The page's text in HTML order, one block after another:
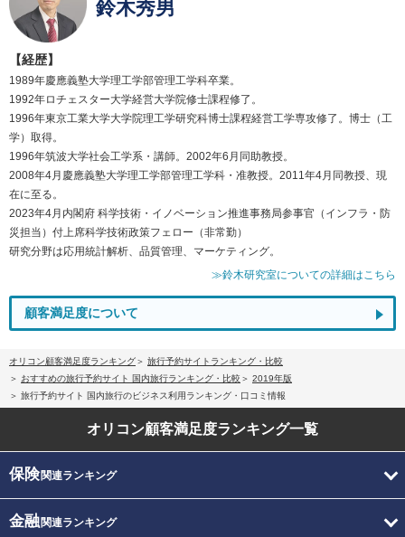
鈴木秀男
【経歴】
1989年慶應義塾大学理工学部管理工学科卒業。
1992年ロチェスター大学経営大学院修士課程修了。
1996年東京工業大学大学院理工学研究科博士課程経営工学専攻修了。博士（工
学）取得。
1996年筑波大学社会工学系・講師。2002年6月同助教授。
2008年4月慶應義塾大学理工学部管理工学科・准教授。2011年4月同教授、現
在に至る。
2023年4月内閣府 科学技術・イノベーション推進事務局参事官（インフラ・防
災担当）付上席科学技術政策フェロー（非常勤）
研究分野は応用統計解析、品質管理、マーケティング。
≫鈴木研究室についての詳細はこちら
顧客満足度について
オリコン顧客満足度ランキング
旅行予約サイトランキング・比較
おすすめの旅行予約サイト 国内旅行ランキング・比較
2019年版
旅行予約サイト 国内旅行のビジネス利用ランキング・口コミ情報
オリコン顧客満足度ランキング一覧
保険関連ランキング
金融関連ランキング